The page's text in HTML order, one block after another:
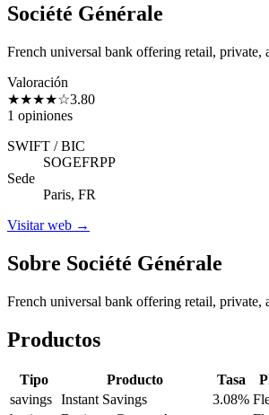
Société Générale
French universal bank offering retail, private,
Valoración
★★★★☆3.80
1 opiniones
SWIFT / BIC
SOGEFRPP
Sede
Paris, FR
Visitar web →
Sobre Société Générale
French universal bank offering retail, private,
Productos
Tipo Producto Tasa
savings Instant Savings 3.08%